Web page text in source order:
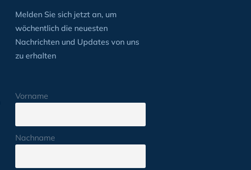
Melden Sie sich jetzt an, um
wöchentlich die neuesten
Nachrichten und Updates von uns
zu erhalten
Vorname
Nachname